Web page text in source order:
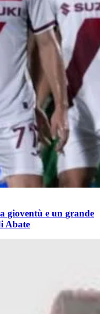
gioventù e un grande
Abate